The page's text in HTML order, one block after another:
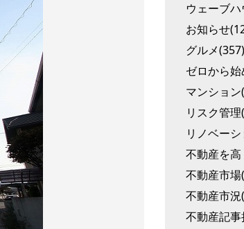
ウェーブ
お知らせ
グルメ(357)
ゼロから
マンショ
リスク管
リノベー
不動産を
不動産市場
不動産市況
不動産記